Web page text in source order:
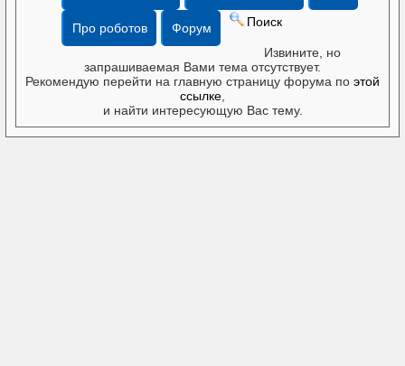
Про роботов Форум Поиск
Извините, но
запрашиваемая Вами тема отсутствует.
Рекомендую перейти на главную страницу форума по этой
ссылке
и найти интересующую Вас тему.